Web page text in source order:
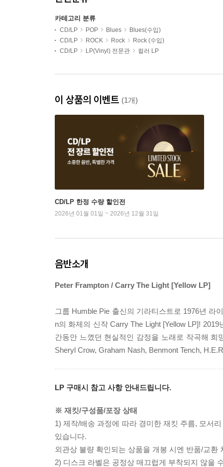
카테고리 분류
CD/LP POP Blues
Blues(수입)
CD/LP
ROCK Rock
Rock (수입)
CD/LP
LP(Vinyl) 전문관 컬러 LP
이 상품의 이벤트 (1개)
CD/LP 한정 수량 할인전
2026년 01월 01일 ~ 2026년 12월 31일
음반소개
Peter Frampton / Carry The Light [Yellow LP]
그룹 Humble Pie 출신의 기라티스트로 1976년 라
n의 화제의 신작 Carry The Light [Yellow LP]!
간동안 느꼈던 현실적인 감정을 노래로 작곡해 희
Sheryl Crow, Graham Nash, Benmont Tench,
LP 구매시 참고 사항 안내드립니다.
※ 재킷/구성품/포장 상태
1) 제작/배송 과정에 따라 경미한 재킷 주름, 모서
있습니다.
외관상 불량 확인되는 상품을 개봉 시엔 반품/교환
2) 디스크 라벨은 공정상 매끄럽게 부착되지 않을